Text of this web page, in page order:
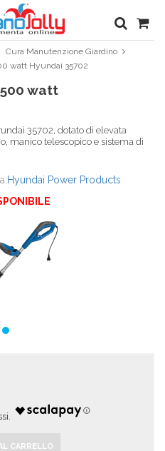
Cura Manutenzione Giardino
watt Hyundai 35702
watt
35702, dotato di elevata
manico telescopico e sistema di
Hyundai Power Products
CARRELLO